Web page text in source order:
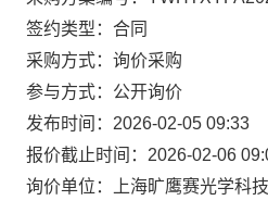
签约类型：合同
采购方式：询价采购
参与方式：公开询价
发布时间：2026-02-05 09:33
报价截止时间：2026-02-06
询价单位：上海旷鹰赛光学科